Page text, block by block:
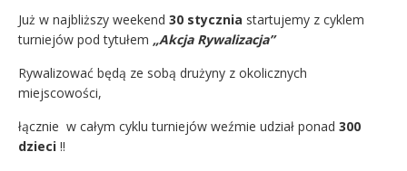
Już w najbliższy weekend 30 stycznia startujemy z cyklem
turniejów pod tytułem „Akcja Rywalizacja”
Rywalizować będą ze sobą drużyny z okolicznych
miejscowości,
łącznie w całym cyklu turniejów weźmie udział ponad 300
dzieci !!